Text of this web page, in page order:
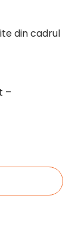
din cadrul
–